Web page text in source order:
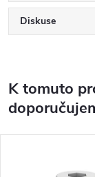
Diskuse
K tomuto